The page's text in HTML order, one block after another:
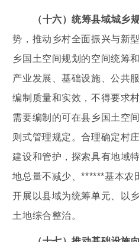
（十六）统筹县域城乡
势，推动乡村全面振兴与新
乡国土空间规划的空间统筹
产业发展、基础设施、公共
编制质量和实效，不得要求
需要编制的可在县乡国土空
则式管理规定。合理确定村
建设和管护，探索具有地域
地总量不减少、******基本农
开展以县域为统筹单元、以
土地综合整治。